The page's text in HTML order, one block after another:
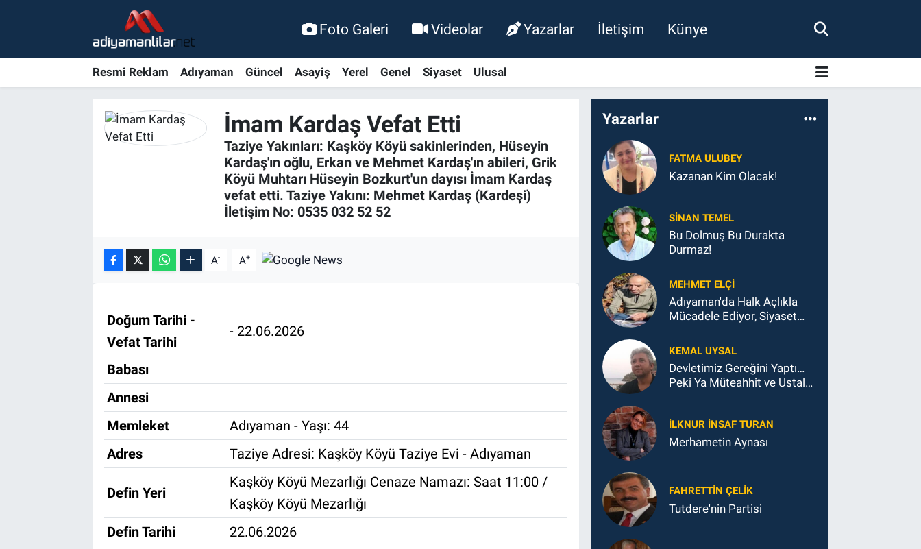
Foto Galeri Videolar Yazarlar İletişim Künye
Resmi Reklam Adıyaman Güncel Asayiş Yerel Genel Siyaset Ulusal
İmam Kardaş Vefat Etti
Taziye Yakınları: Kaşköy Köyü sakinlerinden, Hüseyin
Kardaş'ın oğlu, Erkan ve Mehmet Kardaş'ın abileri, Grik
Köyü Muhtarı Hüseyin Bozkurt'un dayısı İmam Kardaş
vefat etti. Taziye Yakını: Mehmet Kardaş (Kardeşi)
İletişim No: 0535 032 52 52
A- A+
Doğum Tarihi -
Vefat Tarihi
- 22.06.2026
Babası
Annesi
Memleket
Adıyaman - Yaşı: 44
Adres
Taziye Adresi: Kaşköy Köyü Taziye Evi - Adıyaman
Defin Yeri
Kaşköy Köyü Mezarlığı Cenaze Namazı: Saat 11:00 /
Kaşköy Köyü Mezarlığı
Defin Tarihi
22.06.2026
Yazarlar
FATMA ULUBEY
Kazanan Kim Olacak!
SINAN TEMEL
Bu Dolmuş Bu Durakta
Durmaz!
MEHMET ELÇI
Adıyaman'da Halk Açlıkla
Mücadele Ediyor, Siyaset
KEMAL UYSAL
Devletimiz Gereğini Yaptı…
Peki Ya Müteahhit ve Ustalar
İLKNUR İNSAF TURAN
Merhametin Aynası
FAHRETTIN ÇELİK
Tutdere'nin Partisi
Siyaset
BİLİM VE TEKNOLOJİ
Nöbetçi Eczaneler
Hava Durumu
Adiyaman Namaz Vakitleri
Son Dakika Haberleri